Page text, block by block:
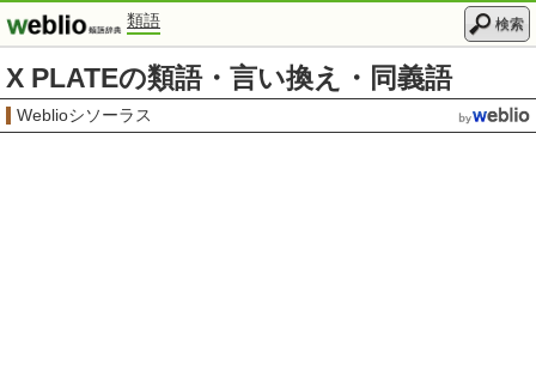
類語 検索
X PLATEの類語・言い換え・同義語
Weblioシソーラス